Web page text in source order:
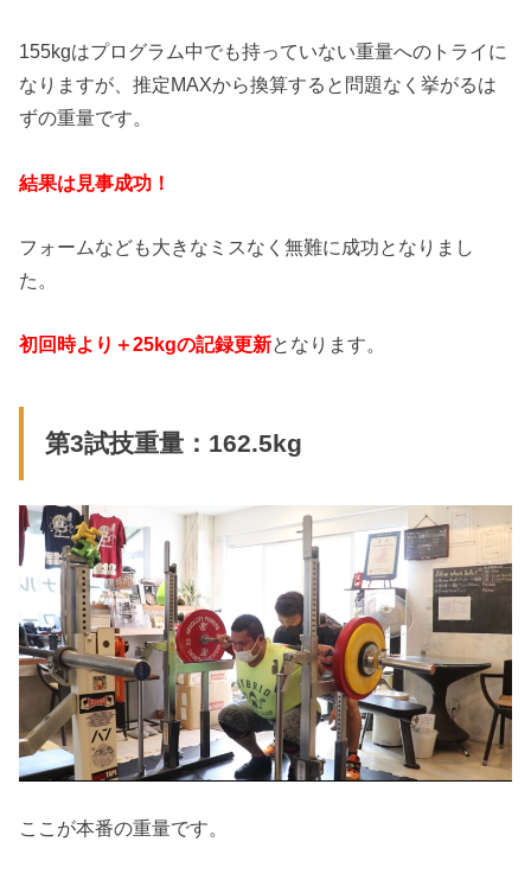
155kgはプログラム中でも持っていない重量へのトライに
なりますが、推定MAXから換算すると問題なく挙がるは
ずの重量です。
結果は見事成功！
フォームなども大きなミスなく無難に成功となりまし
た。
初回時より＋25kgの記録更新となります。
第3試技重量：162.5kg
ここが本番の重量です。